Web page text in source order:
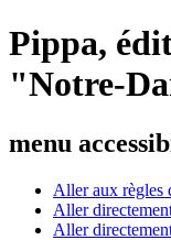
Pippa,
"Notre-
menu
Aller aux règles
Aller
Aller